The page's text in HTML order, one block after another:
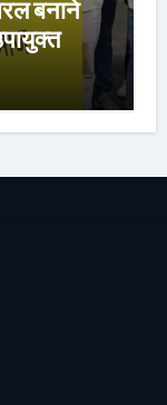
बनाने